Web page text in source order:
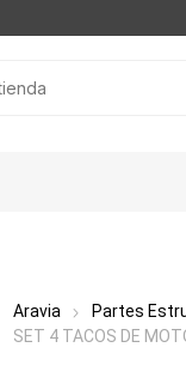
Aravia Partes
SET 4 TACOS DE